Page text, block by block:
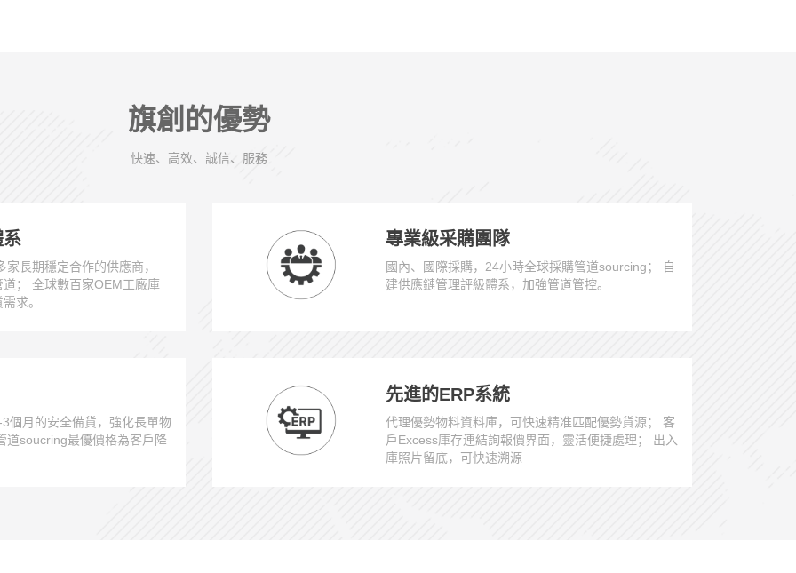
旗創的優勢
快速、高效、誠信、服務
系
長期穩定合作的供應商，
； 全球數百家OEM工廠庫
求。
專業級采購團隊
國內、國際採購，24小時全球採購管道sourcing； 自
建供應鏈管理評級體系，加強管道管控。
個月的安全備貨，強化長單物
道soucring最優價格為客戶降
先進的ERP系統
代理優勢物料資料庫，可快速精准匹配優勢貨源； 客
戶Excess庫存連結詢報價界面，靈活便捷處理； 出入
庫照片留底，可快速溯源